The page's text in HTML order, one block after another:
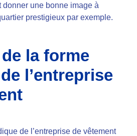
une bonne image à
prestigieux par exemple.
la forme
l’entreprise
de l’entreprise de vêtement